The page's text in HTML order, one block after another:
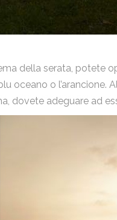
della serata, potete
oceano o l’arancione.
dovete adeguare ad